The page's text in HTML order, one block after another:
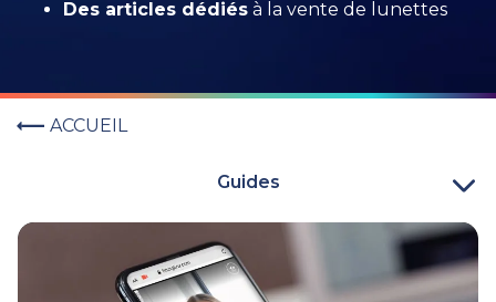
Des articles dédiés à la vente de lunettes
ACCUEIL
Guides